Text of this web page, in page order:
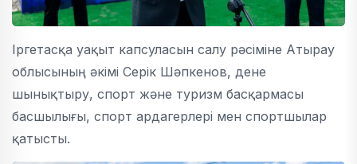
Іргетасқа уақыт капсуласын салу рәсіміне Атырау
облысының әкімі Серік Шәпкенов, дене
шынықтыру, спорт және туризм басқармасы
басшылығы, спорт ардагерлері мен спортшылар
қатысты.